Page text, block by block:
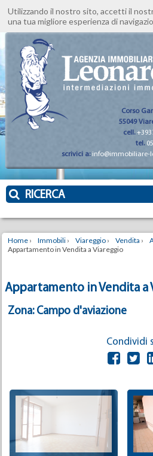
Utilizzando il nostro sito, accetti il
una tua migliore esperienza di
Corso
55049
cell.
tel.
scrivici a: info@immobiliare-
RICERCA
Home › Immobili › Viareggio › Vendita ›
Appartamento in Vendita a Viareggio
Appartamento in Vendita a
Zona: Campo d'aviazione
Condividi